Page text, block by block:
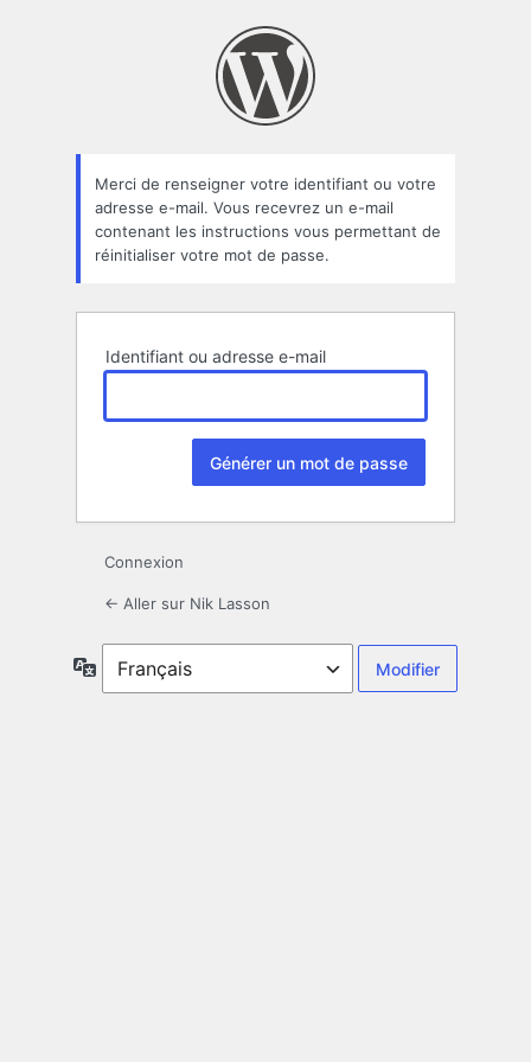
oublié
Merci de renseigner votre identifiant ou votre
adresse e-mail. Vous recevrez un e-mail
contenant les instructions vous permettant de
réinitialiser votre mot de passe.
Identifiant ou adresse e-mail
Connexion
← Aller sur Nik Lasson
Langue